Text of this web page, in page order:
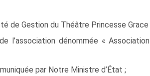
de Gestion du Théâtre Princesse Grace
l’association dénommée «
par Notre Ministre d’État ;